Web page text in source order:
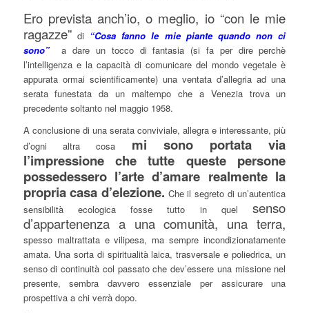
Ero prevista anch’io, o meglio, io “con le mie
ragazze”di “Cosa fanno le mie piante quando non ci
sono”
a dare un tocco di fantasia (si fa per dire perchè
l’intelligenza e la capacità di comunicare del mondo vegetale è
appurata ormai scientificamente) una ventata d’allegria ad una
serata funestata da un maltempo che a Venezia trova un
precedente soltanto nel maggio 1958.
A conclusione di una serata conviviale, allegra e interessante, più
d’ogni altra cosa mi sono portata via
l’impressione che tutte queste persone
possedessero l’arte d’amare realmente la
propria casa d’elezione. Che il segreto di un’autentica
sensibilità ecologica fosse tutto in quelsenso
d’appartenenza a una comunità, una terra,
spesso maltrattata e vilipesa, ma sempre incondizionatamente
amata. Una sorta di spiritualità laica, trasversale e poliedrica, un
senso di continuità col passato che dev’essere una missione nel
presente, sembra davvero essenziale per assicurare una
prospettiva a chi verrà dopo.